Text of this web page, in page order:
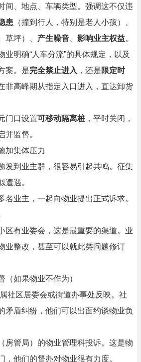
间、地点、车辆类型。强调这不仅违
患 （撞到行人，特别是老人小孩）、
草坪）、 产生噪音 影响业主权益。
业明确“人车分流”的具体规定，以及
案。是完全禁止进入 ，还是限定时
非高峰期从指定入口进入，直达卸货
门口设置可移动隔离桩，平时关闭，
并监督。
加集体压力
发到业主群，很容易引起共鸣。征集
遭遇。
名业主，一起向物业提出正式诉求。
区有业委会，这是最重要的渠道。业
业整改，甚至可以就此类问题修订
（如果物业不作为）
属社区居委会或街道办事处反映。社
矛盾纠纷，他们可以出面约谈物业负
房管局）的物业管理科投诉。这是物
，他们的督办对物业很有力度。